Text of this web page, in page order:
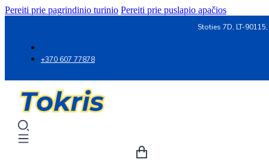
Pereiti prie pagrindinio turinio Pereiti prie puslapio apačios
Stoties 7D, LT-
+370 607 77878